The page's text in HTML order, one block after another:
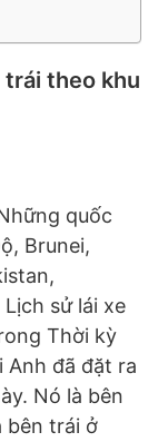
trái theo khu
quốc
Brunei,
sử lái xe
Thời kỳ
Anh đã đặt ra
Nó là bên
bên trái ở